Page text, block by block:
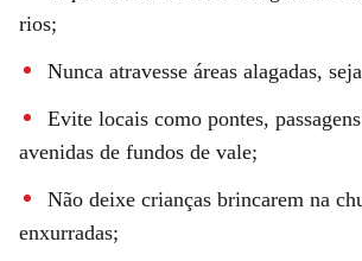
rios;
Nunca atravesse áreas alagadas,
Evite locais como pontes,
avenidas de fundos de vale;
Não deixe crianças brincarem na
enxurradas;